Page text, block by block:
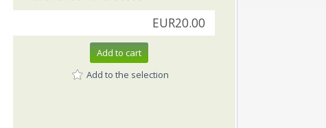
EUR20.00
Add to cart
Add to the selection